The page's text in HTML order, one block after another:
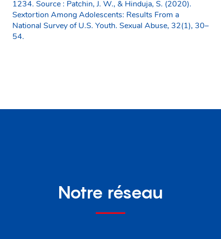
1234. Source : Patchin, J. W., & Hinduja, S. (2020).
Sextortion Among Adolescents: Results From a
National Survey of U.S. Youth. Sexual Abuse, 32(1), 30–
54.
Notre réseau